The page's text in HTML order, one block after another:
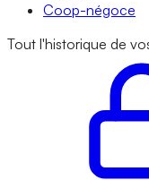
Coop-négoce
Tout l'historique de